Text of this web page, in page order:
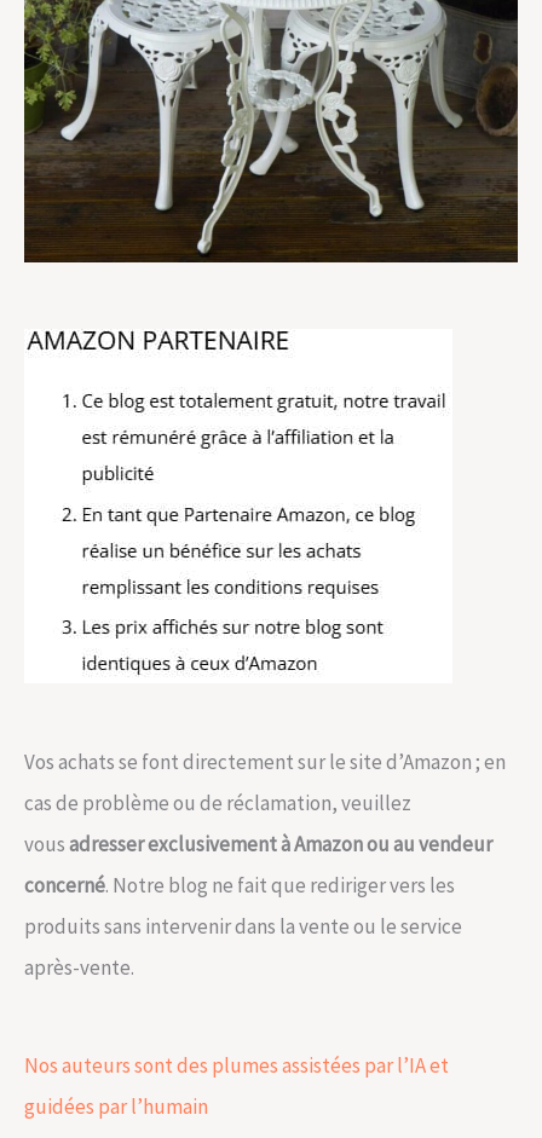
Vos achats se font directement sur le site d’Amazon ; en
cas de problème ou de réclamation, veuillez
vousadresser exclusivement à Amazon ou au vendeur
concerné. Notre blog ne fait que rediriger vers les
produits sans intervenir dans la vente ou le service
après-vente.
Nos auteurs sont des plumes assistées par l’IA et
guidées par l’humain